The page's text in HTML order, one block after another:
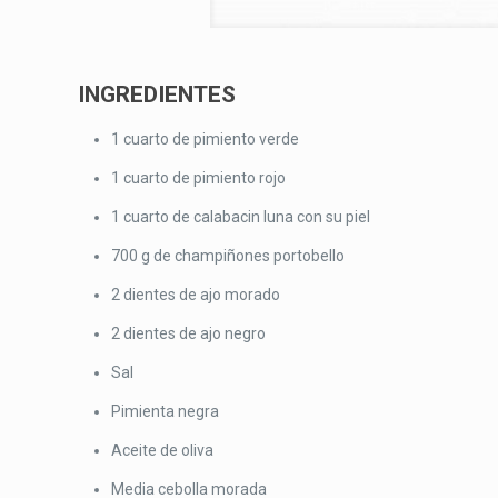
INGREDIENTES
1 cuarto de pimiento verde
1 cuarto de pimiento rojo
1 cuarto de calabacin luna con su piel
700 g de champiñones portobello
2 dientes de ajo morado
2 dientes de ajo negro
Sal
Pimienta negra
Aceite de oliva
Media cebolla morada